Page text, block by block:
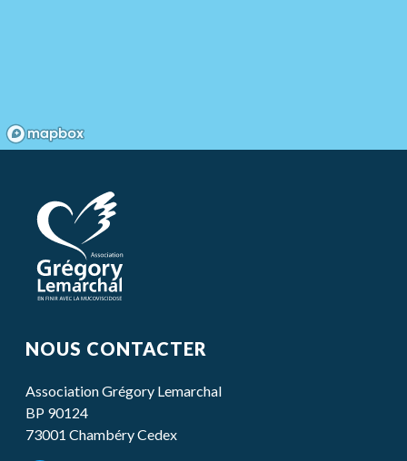
NOUS CONTACTER
Association Grégory Lemarchal
BP 90124
73001 Chambéry Cedex